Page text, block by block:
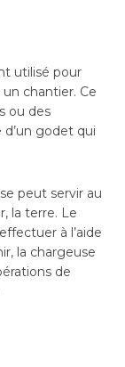
utilisé pour
chantier. Ce
ou des
d’un godet qui
peut servir au
la terre. Le
à l’aide
la chargeuse
de